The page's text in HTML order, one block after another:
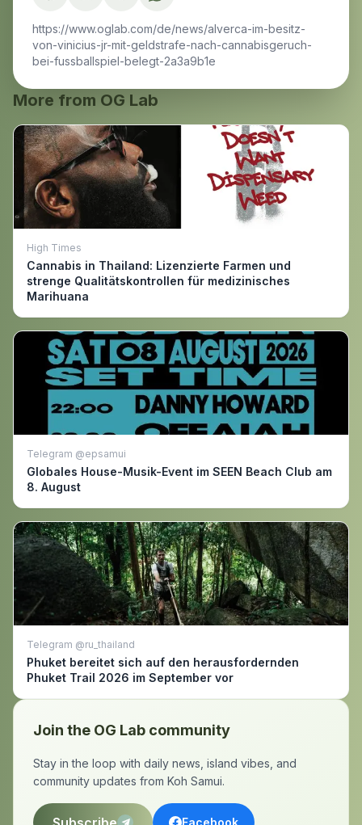
https://www.oglab.com/de/news/alverca-im-besitz-
von-vinicius-jr-mit-geldstrafe-nach-cannabisgeruch-
bei-fussballspiel-belegt-2a3a9b1e
More from OG Lab
High Times
Cannabis in Thailand: Lizenzierte Farmen und
strenge Qualitätskontrollen für medizinisches
Marihuana
Telegram @epsamui
Globales House-Musik-Event im SEEN Beach Club am
8. August
Telegram @ru_thailand
Phuket bereitet sich auf den herausfordernden
Phuket Trail 2026 im September vor
Join the OG Lab community
Stay in the loop with daily news, island vibes, and
community updates from Koh Samui.
Facebook